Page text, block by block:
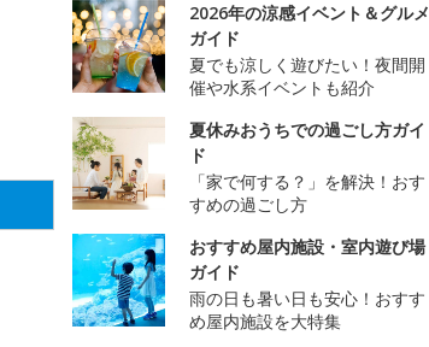
2026年の涼感イベント＆グルメ
ガイド
夏でも涼しく遊びたい！夜間開
催や水系イベントも紹介
夏休みおうちでの過ごし方ガイ
ド
「家で何する？」を解決！おす
すめの過ごし方
おすすめ屋内施設・室内遊び場
ガイド
雨の日も暑い日も安心！おすす
め屋内施設を大特集